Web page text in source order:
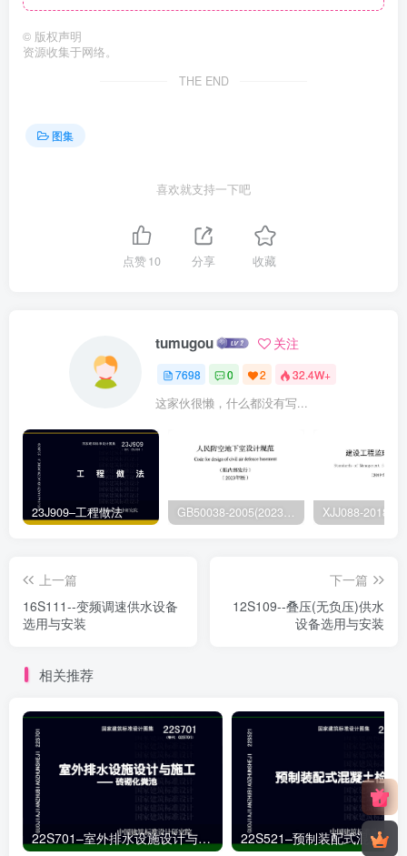
© 版权声明
资源收集于网络。
THE END
图集
喜欢就支持一下吧
点赞10 分享 收藏
tumugou 关注
7698 0 2 32.4W+
这家伙很懒，什么都没有写...
23J909–工程做法 GB50038-2005(2023版)–人民防空地下室设计规范
上一篇
16S111--变频调速供水设备
选用与安装
下一篇
12S109--叠压(无负压)供水
设备选用与安装
相关推荐
22S701–室外排水设施设计与施工——砖砌化粪池